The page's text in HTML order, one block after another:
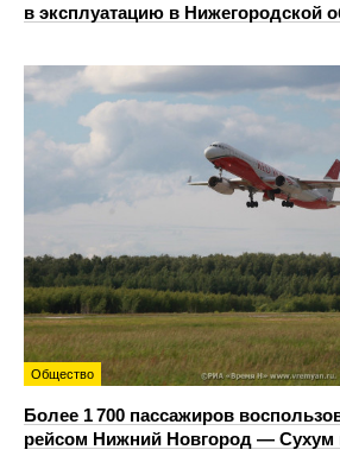
в эксплуатацию в Нижегородской
Общество
Более 1 700 пассажиров
рейсом Нижний Новгород — Сухум